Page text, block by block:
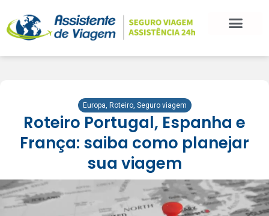
Europa, Roteiro, Seguro viagem
Roteiro Portugal, Espanha e
França: saiba como planejar
sua viagem